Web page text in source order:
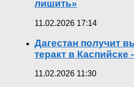
лишить»
11.02.2026 17:14
Дагестан получит
теракт в
11.02.2026 11:30